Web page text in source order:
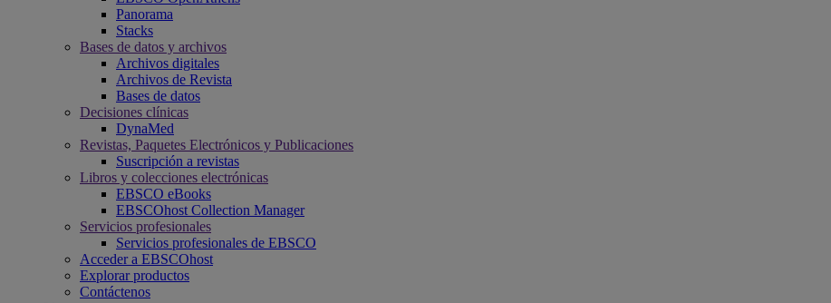
Panorama
Stacks
Bases de datos y archivos
Archivos digitales
Archivos de Revista
Bases de datos
Decisiones clínicas
DynaMed
Revistas, Paquetes Electrónicos y Publicaciones
Suscripción a revistas
Libros y colecciones electrónicas
EBSCO eBooks
EBSCOhost Collection Manager
Servicios profesionales
Servicios profesionales de EBSCO
Acceder a EBSCOhost
Explorar productos
Contáctenos